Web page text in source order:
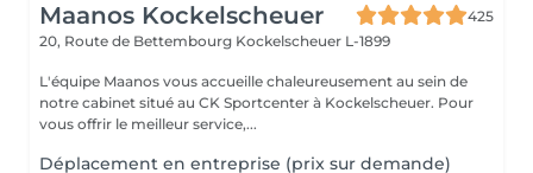
Maanos Kockelscheuer
425
20, Route de Bettembourg Kockelscheuer L-1899
L'équipe Maanos vous accueille chaleureusement au sein de
notre cabinet situé au CK Sportcenter à Kockelscheuer. Pour
vous offrir le meilleur service,...
Déplacement en entreprise (prix sur demande)